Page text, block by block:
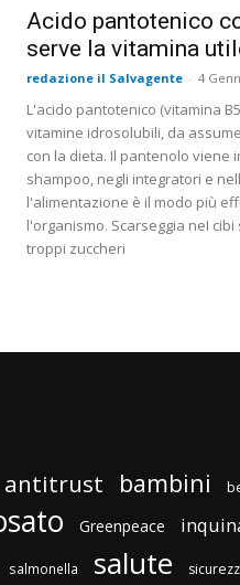
Acido pantotenico
serve la vitamina
redazione il Salvagente - 4
L'acido pantotenico (vitamina
vitamine idrosolubili, da
con la dieta. Il pantenolo viene
shampoo, negli integratori e
l'alimentazione è il modo più
l'organismo. Scarseggia neI
troppi zuccheri
antitrust bambini
Greenpeace
salmonella salute